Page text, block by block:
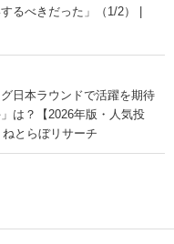
るべきだった」（1/2） |
日本ラウンドで活躍を期待
は？【2026年版・人気投
とらぼリサーチ